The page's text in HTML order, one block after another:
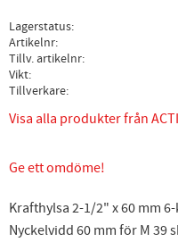
Lagerstatus
Artikelnr
Tillv. artikelnr
Vikt
Tillverkare
Visa alla produkter från
Ge ett omdöme!
Krafthylsa 2-1/2" x 60 mm
Nyckelvidd 60 mm för M 39